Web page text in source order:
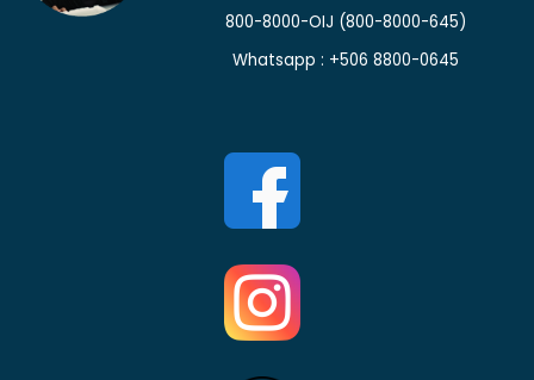
800-8000-OIJ (800-8000-645)
Whatsapp : +506 8800-0645